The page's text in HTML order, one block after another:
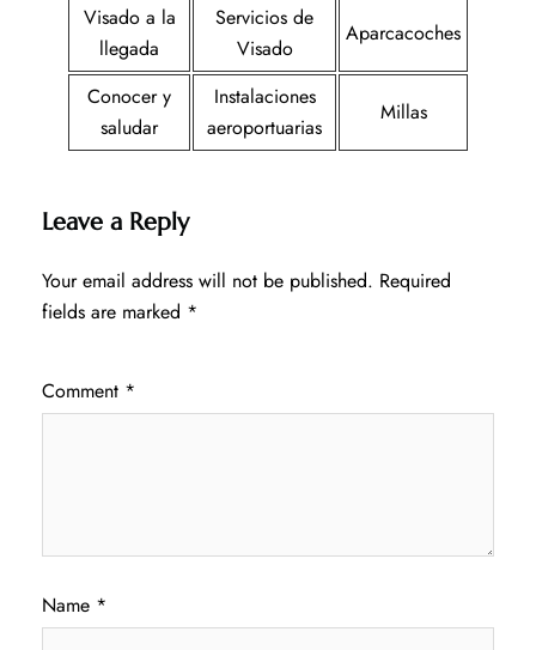
Visado a la
llegada
Servicios de
Visado
Aparcacoches
Conocer y
saludar
Instalaciones
aeroportuarias
Millas
Leave a Reply
Your email address will not be published. Required
fields are marked *
Comment *
Name *